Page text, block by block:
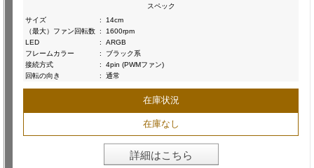
スペック
サイズ
:
14cm
（最大）ファン回転数 :
1600rpm
LED
:
ARGB
フレームカラー
:
ブラック系
接続方式
:
4pin (PWMファン)
回転の向き
: 通常
在庫状況
在庫なし
詳細はこちら